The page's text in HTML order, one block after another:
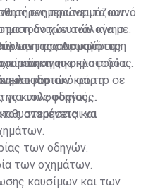
προσαρμόζουν
ανάλογα με
σε ομαλότερη
της κυκλοφορίας.
ενημερώνει το κοινό
ανιχνευτών κίνησης
της Λεωφόρου
της
και τη
τους οδηγούς.
την προσαρμογή της
κόκκινου σηματοδότη
φόρτο σε
πιο
κυκλοφορίας,
και
αναμένεται να
των οδηγών.
των οχημάτων.
καυσίμων και των